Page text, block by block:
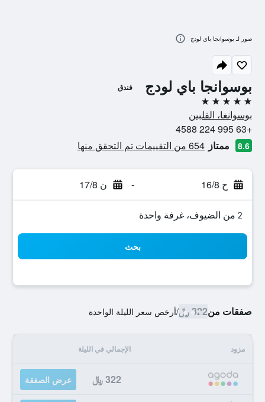
بوسوانجا باي لودج فندق
5 نجوم
بوسوانغا، الفلبين
+63 995 224 4588
8.6 ممتاز 654 من التقييمات تم التحقق منها
ح 16/8 - ن 17/8
2 من الضيوف، غرفة واحدة
بحث
صفقات من322 ﷼ /أرخص سعر الليلة الواحدة
مزود الإجمالي في الليلة
322 ﷼ عرض الصفقة
صور لـ بوسوانجا باي لودج